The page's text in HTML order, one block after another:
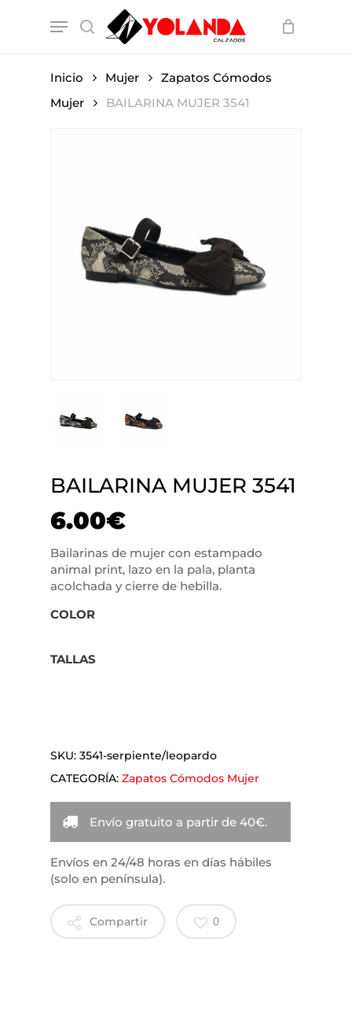
search
Menu
Inicio Mujer
Zapatos Cómodos
Mujer
BAILARINA MUJER 3541
BAILARINA MUJER 3541
6.00€
Bailarinas de mujer con estampado
animal print, lazo en la pala, planta
acolchada y cierre de hebilla.
COLOR
TALLAS
SKU: 3541-serpiente/leopardo
CATEGORÍA: Zapatos Cómodos Mujer
Envío gratuito a partir de 40€.
Envíos en 24/48 horas en días hábiles
(solo en península).
Compartir 0